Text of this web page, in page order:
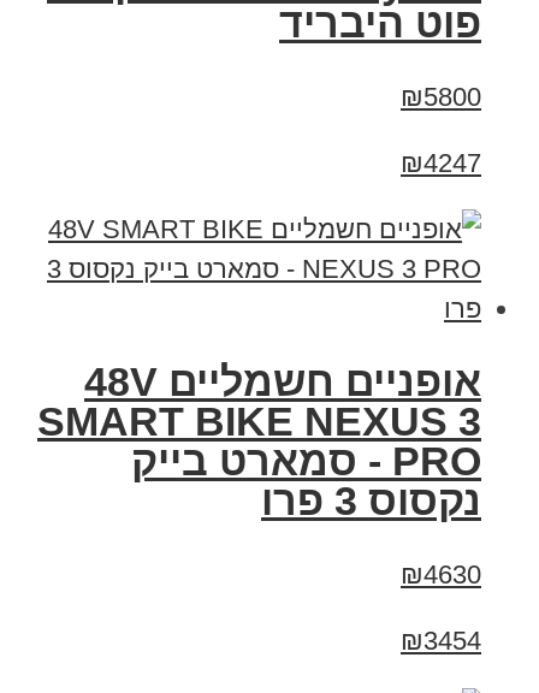
פוט היבריד
₪5800
₪4247
אופניים חשמליים 48V
SMART BIKE NEXUS 3
PRO - סמארט בייק
נקסוס 3 פרו
₪4630
₪3454